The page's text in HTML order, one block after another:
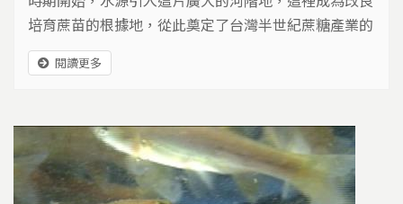
培育蔗苗的根據地，從此奠定了台灣半世紀蔗糖產業的
根基。如今新社台地不但是台灣最重要的香菇產地，也
盛產枇杷、柑橘等水果，最具盛名的是每年十一月綻放
社人都知道，這裡甜美的果實、鮮艷的花卉，並不是偶
然，一切的一切都依靠著一條既堅實又脆弱的生命線—
白冷圳。
閱讀更多